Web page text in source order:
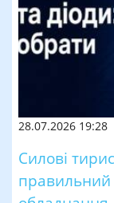
28.07.2026 19:28
Силові